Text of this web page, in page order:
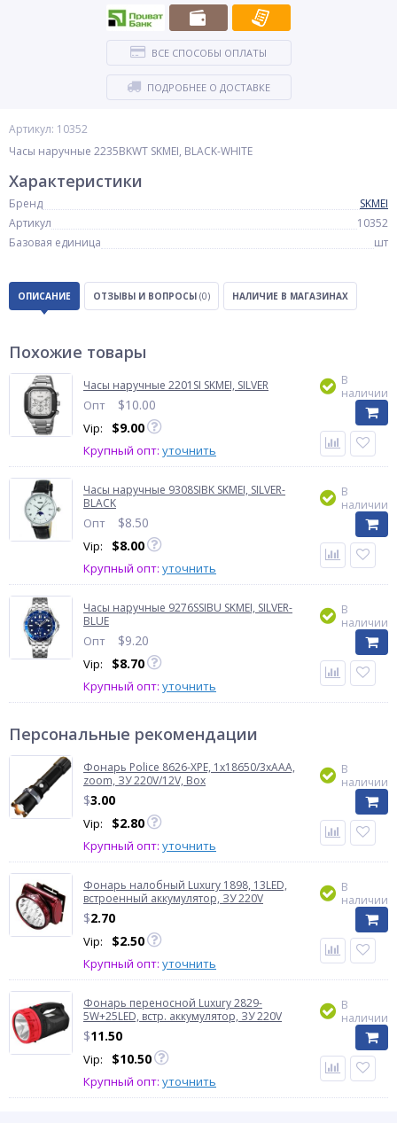
Артикул: 10352
Часы наручные 2235BKWT SKMEI, BLACK-WHITE
ВСЕ СПОСОБЫ ОПЛАТЫ
ПОДРОБНЕЕ О ДОСТАВКЕ
Характеристики
Бренд
SKMEI
Артикул
10352
Базовая единица
шт
ОПИСАНИЕ ОТЗЫВЫ И ВОПРОСЫ (0) НАЛИЧИЕ В МАГАЗИНАХ
Похожие товары
Часы наручные 2201SI SKMEI, SILVER
Опт $10.00
Vip: $9.00
Крупный опт: уточнить
В
наличии
Часы наручные 9308SIBK SKMEI, SILVER-
BLACK
Опт $8.50
Vip: $8.00
Крупный опт: уточнить
В
наличии
Часы наручные 9276SSIBU SKMEI, SILVER-
BLUE
Опт $9.20
Vip: $8.70
Крупный опт: уточнить
В
наличии
Персональные рекомендации
Фонарь Police 8626-XPE, 1х18650/3xAAA,
zoom, ЗУ 220V/12V, Box
$3.00
Vip: $2.80
Крупный опт: уточнить
В
наличии
Фонарь налобный Luxury 1898, 13LED,
встроенный аккумулятор, ЗУ 220V
$2.70
Vip: $2.50
Крупный опт: уточнить
В
наличии
Фонарь переносной Luxury 2829-
5W+25LED, встр. аккумулятор, ЗУ 220V
$11.50
Vip: $10.50
Крупный опт: уточнить
В
наличии